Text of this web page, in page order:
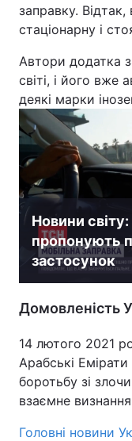
заправку.
стаціонарну і
Автори додатка
світі, і його
деякі марки
Новини
пропонують
застосунок
Домовленість
14 лютого 2021
Арабські
боротьбу зі
взаємне
Головні новини